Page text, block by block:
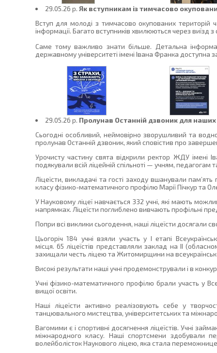
29.05.26 p. Як вступникам із тимчасово
Вступ для молоді з тимчасово окупованих
інформації. Багато вступників хвилюються через виїзд
Саме тому важливо знати більше. Детальна
державному університеті імені Івана Франка доступна
29.05.26 p. Пролунав Останній дзвоник для наших
Сьогодні особливий, неймовірно зворушливий та
пролунав Останній дзвоник, який сповістив про
Урочисту частину свята відкрили ректор ЖДУ імені
подякували всій ліцейній спільноті — учням,
Ліцеїсти, викладачі та гості заходу вшанували
класу фізико-математичного профілю Марії Пічкур та
У Науковому ліцеї навчається 332 учні, які мають
напрямках. Ліцеїсти поглиблено вивчають профільні
Попри всі виклики сьогодення, наші ліцеїсти досягали
Цьогоріч 184 учні взяли участь у І етапі
місця. 65 ліцеїстів представляли заклад на ІІ
захищали честь ліцею та Житомирщини на
Високі результати наші учні продемонстрували і в
Учні фізико-математичного профілю брали участь у
вищої освіти.
Наші ліцеїсти активно реалізовують себе у
танцювального мистецтва, університетських та
Вагомими є і спортивні досягнення ліцеїстів. Учні
міжнародного класу. Наші спортсмени здобували
волейболісток Наукового ліцею, яка стала